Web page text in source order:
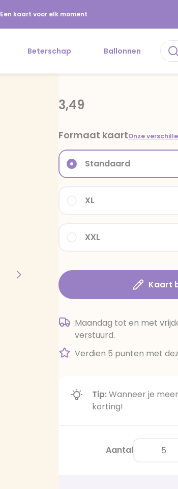
Een kaart voor elk moment
Beterschap Ballonnen
3,49
Formaat kaartOnze
XXL
XL
Standaard
Kaart
Maandag tot en met
verstuurd.
Verdien 5 punten met
Tip:Wanneer je
korting!
Aantal